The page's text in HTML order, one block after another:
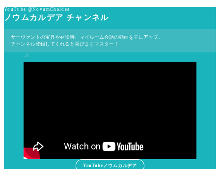
YouTube @NovumChaldea
ノウムカルデア チャンネル
サーヴァントの宝具や召喚時、マイルーム会話の動画を主にアップ。
チャンネル登録してくれると喜びますマスター！
YouTubeノウムカルデア